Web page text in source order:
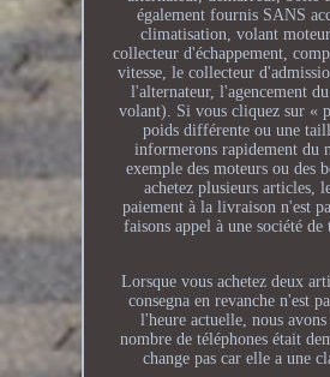
également fournis SANS
climatisation, volant
collecteur d'échappement,
vitesse, le collecteur
l'alternateur, l'agencement
volant). Si vous cliquez sur «
poids différente ou une
informerons rapidement du
exemple des moteurs ou des
achetez plusieurs articles,
paiement à la livraison n'est
faisons appel à une société
Lorsque vous achetez deux
consegna en revanche n'est
l'heure actuelle, nous
nombre de téléphones était
change pas car elle a une